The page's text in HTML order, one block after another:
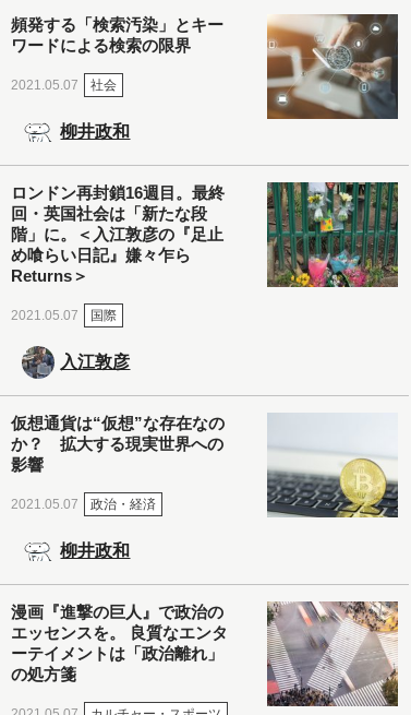
頻発する「検索汚染」とキー
ワードによる検索の限界
2021.05.07 社会
柳井政和
ロンドン再封鎖16週目。最終
回・英国社会は「新たな段
階」に。＜入江敦彦の『足止
め喰らい日記』嫌々乍ら
Returns＞
2021.05.07 国際
入江敦彦
仮想通貨は“仮想”な存在なの
か？ 拡大する現実世界への
影響
2021.05.07 政治・経済
柳井政和
漫画『進撃の巨人』で政治の
エッセンスを。 良質なエンタ
ーテイメントは「政治離れ」
の処方箋